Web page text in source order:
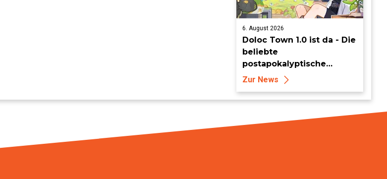
6. August 2026
Doloc Town 1.0 ist da - Die
beliebte
postapokalyptische
Farming-Simulation
verlässt heute den Early
Access
Zur News